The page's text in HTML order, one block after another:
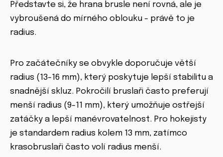
Představte si, že hrana brusle není rovná, ale je
vybroušená do mírného oblouku - právě to je
radius.
Pro začátečníky se obvykle doporučuje větší
radius (13-16 mm), který poskytuje lepší stabilitu a
snadnější skluz. Pokročilí bruslaři často preferují
menší radius (9-11 mm), který umožňuje ostřejší
zatáčky a lepší manévrovatelnost. Pro hokejisty
je standardem radius kolem 13 mm, zatímco
krasobruslaři často volí radius menší.